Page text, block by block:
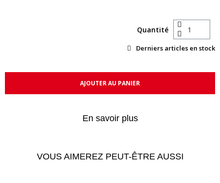
Quantité
Derniers articles en stock
AJOUTER AU PANIER
En savoir plus
VOUS AIMEREZ PEUT-ÊTRE AUSSI